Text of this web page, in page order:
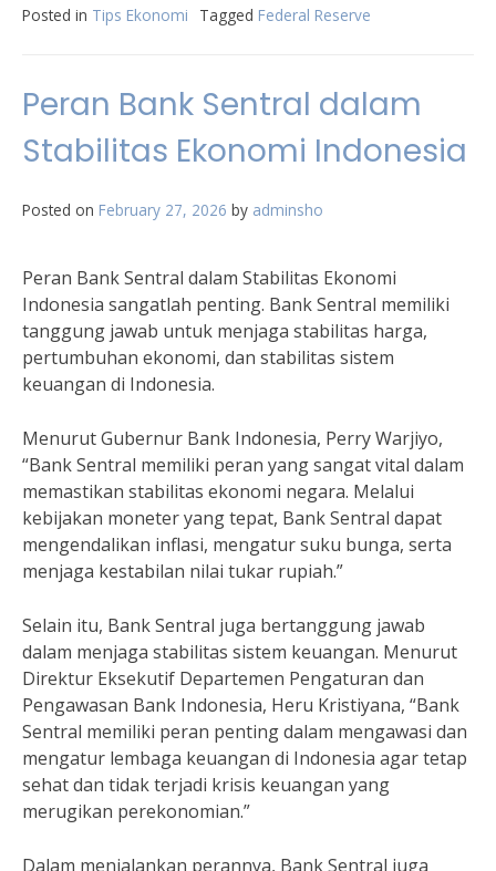
Posted in Tips Ekonomi Tagged Federal Reserve
Peran Bank Sentral dalam
Stabilitas Ekonomi Indonesia
Posted on February 27, 2026 by adminsho
Peran Bank Sentral dalam Stabilitas Ekonomi
Indonesia sangatlah penting. Bank Sentral memiliki
tanggung jawab untuk menjaga stabilitas harga,
pertumbuhan ekonomi, dan stabilitas sistem
keuangan di Indonesia.
Menurut Gubernur Bank Indonesia, Perry Warjiyo,
“Bank Sentral memiliki peran yang sangat vital dalam
memastikan stabilitas ekonomi negara. Melalui
kebijakan moneter yang tepat, Bank Sentral dapat
mengendalikan inflasi, mengatur suku bunga, serta
menjaga kestabilan nilai tukar rupiah.”
Selain itu, Bank Sentral juga bertanggung jawab
dalam menjaga stabilitas sistem keuangan. Menurut
Direktur Eksekutif Departemen Pengaturan dan
Pengawasan Bank Indonesia, Heru Kristiyana, “Bank
Sentral memiliki peran penting dalam mengawasi dan
mengatur lembaga keuangan di Indonesia agar tetap
sehat dan tidak terjadi krisis keuangan yang
merugikan perekonomian.”
Dalam menjalankan perannya, Bank Sentral juga